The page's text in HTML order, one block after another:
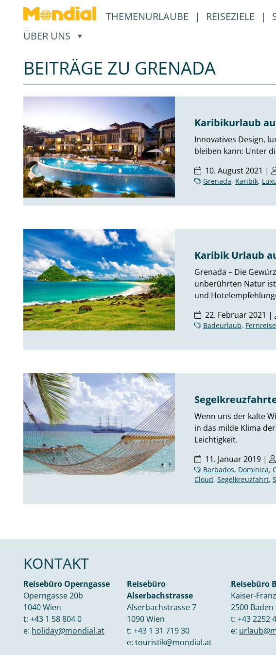
THEMENURLAUBE | REISEZIELE |
ÜBER UNS , ÖFFNET EIN UNTERMENÜ
BEITRÄGE ZU GRENADA
Karibikurlaub
Innovatives Design,
bleiben kann: Unter
10. August 2021 |
Grenada, Karibik,
Karibik Urlaub
Grenada – Die
unberührten Natur
und
22. Februar 2021 |
Badeurlaub, Fernreise
Wenn uns der kalte
in das milde Klima
Leichtigkeit.
11. Januar 2019 |
Barbados, Dominica,
Cloud, Segelkreuzfahrt,
KONTAKT
Reisebüro Operngasse
Operngasse 20b
1040 Wien
t: +43 1 58 804 0
e: holiday@mondial.at
Reisebüro
Alserbachstrasse
Alserbachstrasse 7
1090 Wien
t:+43 1 31 719 30
e:touristik@mondial.at
Reisebüro
Kaiser-
2500 Baden
t: +43 2252
e: